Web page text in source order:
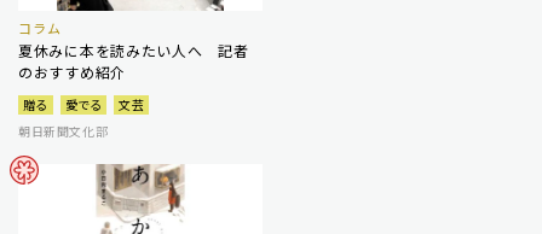
コラム
夏休みに本を読みたい人へ 記者
のおすすめ紹介
贈る 愛でる
文芸
朝日新聞文化部